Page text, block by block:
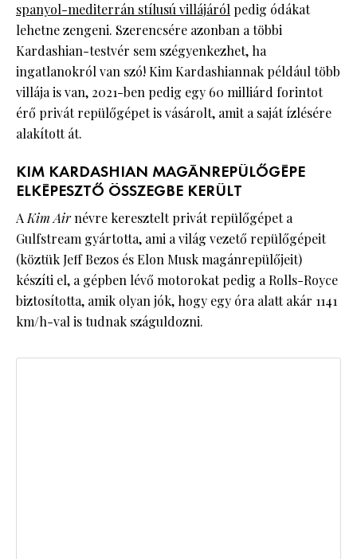
spanyol-mediterrán stílusú villájáról pedig ódákat
lehetne zengeni. Szerencsére azonban a többi
Kardashian-testvér sem szégyenkezhet, ha
ingatlanokról van szó! Kim Kardashiannak például több
villája is van, 2021-ben pedig egy 60 milliárd forintot
érő privát repülőgépet is vásárolt, amit a saját ízlésére
alakított át.
KIM KARDASHIAN MAGÁNREPÜLŐGÉPE
ELKÉPESZTŐ ÖSSZEGBE KERÜLT
AKim Airnévre keresztelt privát repülőgépet a
Gulfstream gyártotta, ami a világ vezető repülőgépeit
(köztük Jeff Bezos és Elon Musk magánrepülőjeit)
készíti el, a gépben lévő motorokat pedig a Rolls-Royce
biztosította, amik olyan jók, hogy egy óra alatt akár 1141
km/h-val is tudnak száguldozni.